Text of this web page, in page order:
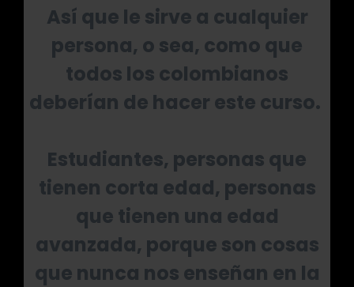
Así que le sirve a cualquier
persona, o sea, como que
todos los colombianos
deberían de hacer este curso.
Estudiantes, personas que
tienen corta edad, personas
que tienen una edad
avanzada, porque son cosas
que nunca nos enseñan en la